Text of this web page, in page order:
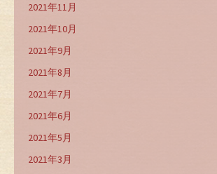
2021年11月
2021年10月
2021年9月
2021年8月
2021年7月
2021年6月
2021年5月
2021年3月